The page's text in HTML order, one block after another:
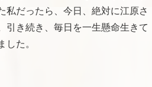
私だったら、今日、絶対に江原さ
引き続き、毎日を一生懸命生きて
た。